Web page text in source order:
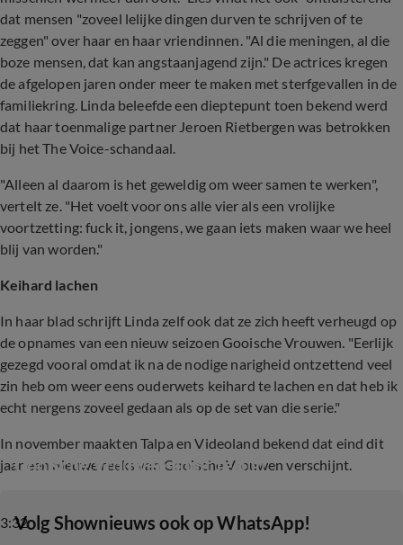
dat mensen "zoveel lelijke dingen durven te schrijven of te
zeggen" over haar en haar vriendinnen. "Al die meningen, al die
boze mensen, dat kan angstaanjagend zijn." De actrices kregen
de afgelopen jaren onder meer te maken met sterfgevallen in de
familiekring. Linda beleefde een dieptepunt toen bekend werd
dat haar toenmalige partner Jeroen Rietbergen was betrokken
bij het The Voice-schandaal.
"Alleen al daarom is het geweldig om weer samen te werken",
vertelt ze. "Het voelt voor ons alle vier als een vrolijke
voortzetting: fuck it, jongens, we gaan iets maken waar we heel
blij van worden."
Keihard lachen
In haar blad schrijft Linda zelf ook dat ze zich heeft verheugd op
de opnames van een nieuw seizoen Gooische Vrouwen. "Eerlijk
gezegd vooral omdat ik na de nodige narigheid ontzettend veel
zin heb om weer eens ouderwets keihard te lachen en dat heb ik
echt nergens zoveel gedaan als op de set van die serie."
In november maakten Talpa en Videoland bekend dat eind dit
jaar een nieuwe reeks van Gooische Vrouwen verschijnt.
3:32
Gooische Vrouwen komt terug!
‎Volg Shownieuws ook op WhatsApp!